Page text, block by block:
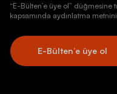
“E-Bülten’e üye ol” düğmesine
kapsamında aydınlatma
E-Bülten’e üye ol